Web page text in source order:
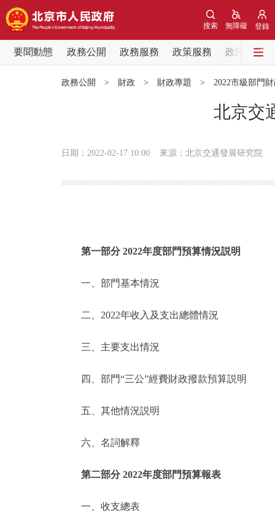
登錄
無障礙
搜索
要聞動態 政務公開 政務服務 政策服務
政民互動
便民服務
仲介服務
政民互動
12345網上接訴即辦
政務公開 > 財政 > 財政專題 > 2022市級部門
北京交
日期：2022-02-17 10:00 來源：北京交通發展研究院
第一部分 2022年度部門預算情況説明
一、部門基本情況
二、2022年收入及支出總體情況
三、主要支出情況
四、部門“三公”經費財政撥款預算説明
五、其他情況説明
六、名詞解釋
第二部分 2022年度部門預算報表
一、收支總表